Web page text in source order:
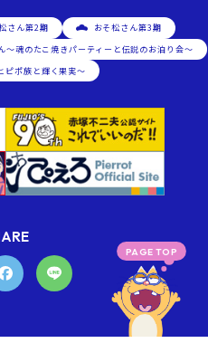
さん第2期
おそ松さん第3期
～魂のたこ焼きパーティーと伝説のお泊り会～
ピポ族と輝く果実～
PAGE TOP